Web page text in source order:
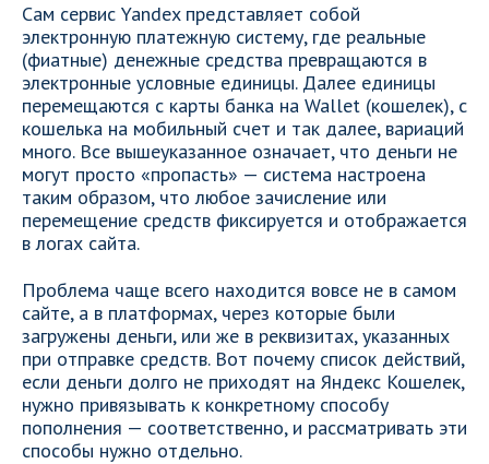
Сам сервис Yandex представляет собой
электронную платежную систему, где реальные
(фиатные) денежные средства превращаются в
электронные условные единицы. Далее единицы
перемещаются с карты банка на Wallet (кошелек), с
кошелька на мобильный счет и так далее, вариаций
много. Все вышеуказанное означает, что деньги не
могут просто «пропасть» — система настроена
таким образом, что любое зачисление или
перемещение средств фиксируется и отображается
в логах сайта.
Проблема чаще всего находится вовсе не в самом
сайте, а в платформах, через которые были
загружены деньги, или же в реквизитах, указанных
при отправке средств. Вот почему список действий,
если деньги долго не приходят на Яндекс Кошелек,
нужно привязывать к конкретному способу
пополнения — соответственно, и рассматривать эти
способы нужно отдельно.